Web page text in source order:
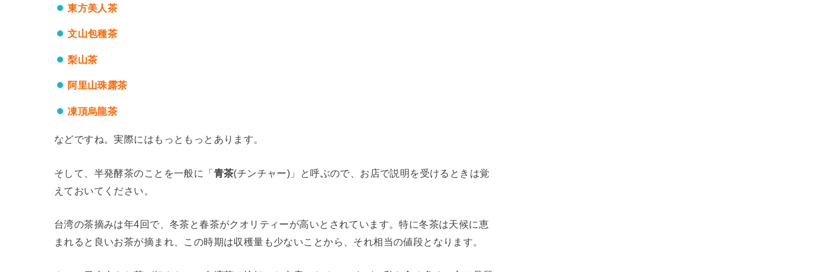
東方美人茶
文山包種茶
梨山茶
阿里山珠露茶
凍頂烏龍茶
などですね。実際にはもっともっとあります。
そして、半発酵茶のことを一般に「青茶(チンチャー)」と呼ぶので、お店で説明を受けるときは覚
えておいてください。
台湾の茶摘みは年4回で、冬茶と春茶がクオリティーが高いとされています。特に冬茶は天候に恵
まれると良いお茶が摘まれ、この時期は収穫量も少ないことから、それ相当の値段となります。